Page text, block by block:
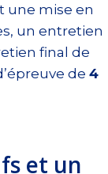
une mise en
un entretien
final de
de 4
et un